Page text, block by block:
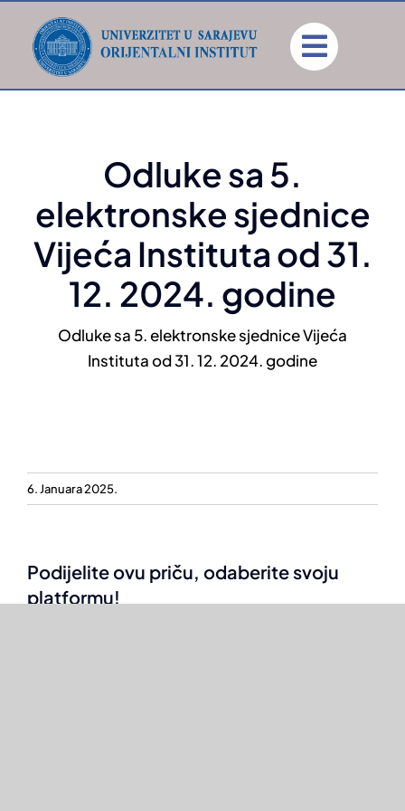
content
Odluke sa 5.
elektronske sjednice
Vijeća Instituta od 31.
12. 2024. godine
Odluke sa 5. elektronske sjednice Vijeća
Instituta od 31. 12. 2024. godine
6. Januara 2025.
Podijelite ovu priču, odaberite svoju
platformu!